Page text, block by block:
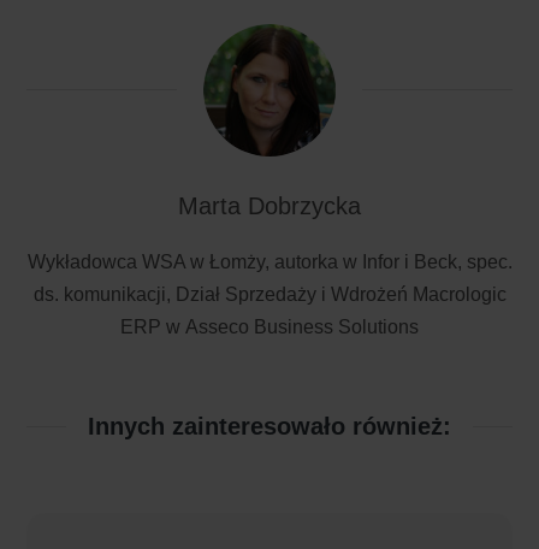
Marta Dobrzycka
Wykładowca WSA w Łomży, autorka w Infor i Beck, spec.
ds. komunikacji, Dział Sprzedaży i Wdrożeń Macrologic
ERP w Asseco Business Solutions
Innych zainteresowało również: